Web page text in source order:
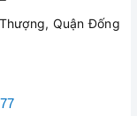
Quận Đống